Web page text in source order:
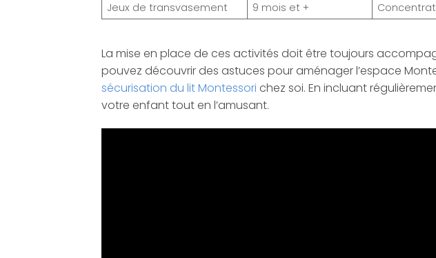
Jeux de transvasement
9 mois et +
La mise en place de ces activités doit être toujours
pouvez découvrir des astuces pour aménager l’espace
sécurisation du lit Montessori chez soi. En incluant
votre enfant tout en l’amusant.